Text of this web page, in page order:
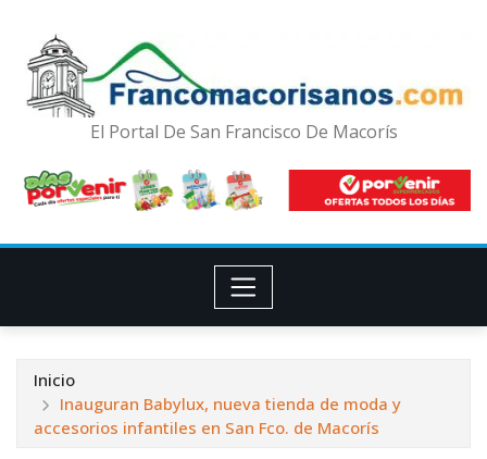
El Portal De San Francisco De Macorís
Inicio
Inauguran Babylux, nueva tienda de moda y
accesorios infantiles en San Fco. de Macorís